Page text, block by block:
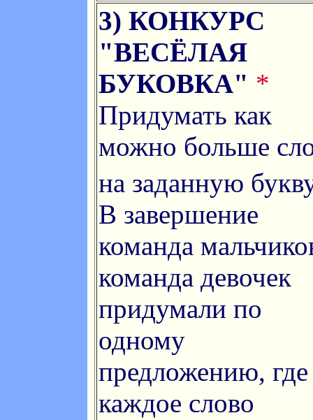
3) КОНКУРС
"ВЕСЁЛАЯ
БУКОВКА" *
Придумать как
можно больше
на заданную
В завершение
команда
команда девочек
придумали по
одному
предложению, где
каждое слово